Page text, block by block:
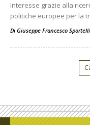
interesse grazie alla
politiche europee per la
Di Giuseppe Francesco Sportelli